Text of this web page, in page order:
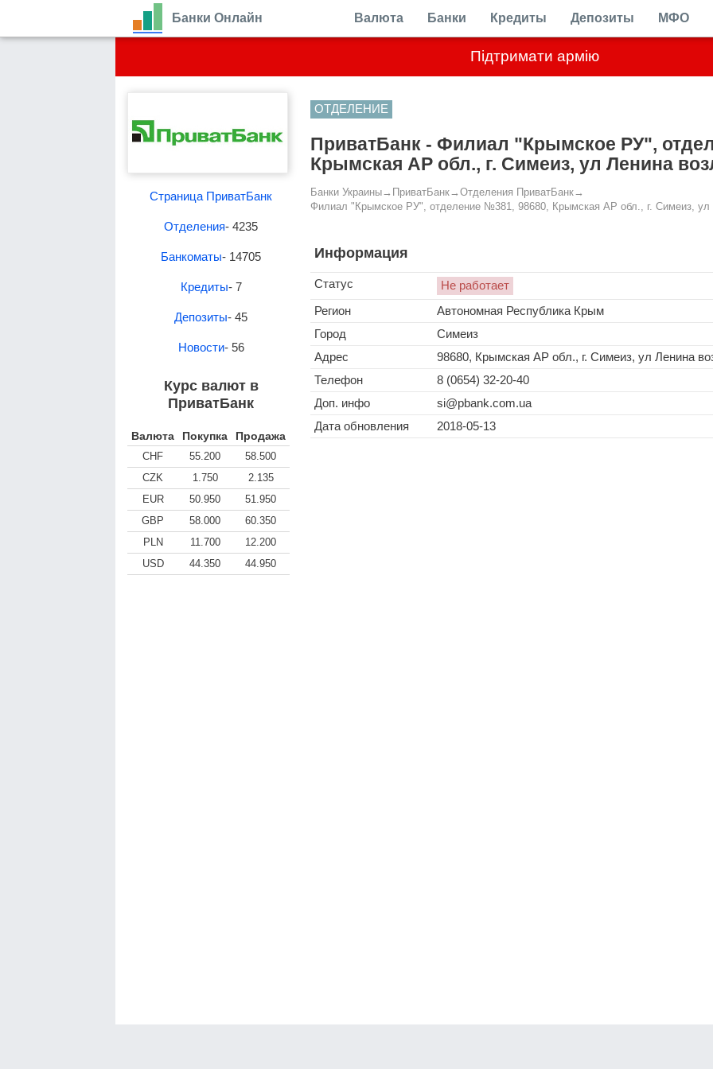
Підтримати армію
Банки Онлайн Валюта Банки Кредиты Депозиты МФО
Страница ПриватБанк
Отделения- 4235
Банкоматы- 14705
Кредиты- 7
Депозиты- 45
Новости- 56
Курс валют в
ПриватБанк
Валюта Покупка Продажа
CHF 55.200
58.500
CZK
1.750
2.135
EUR
50.950
51.950
GBP
58.000
60.350
PLN
11.700
12.200
USD
44.350 44.950
ОТДЕЛЕНИЕ
ПриватБанк - Филиал "Крымское РУ",
Крымская АР обл., г. Симеиз, ул Ленина
Банки Украины→ ПриватБанк→ Отделения ПриватБанк→
Филиал "Крымское РУ", отделение №381, 98680, Крымская АР обл., г. Симеиз, ул
Информация
Статус
Не работает
Регион
Автономная Республика Крым
Город
Симеиз
Адрес
98680, Крымская АР обл., г. Симеиз, ул Ленина
Телефон
8 (0654) 32-20-40
Доп. инфо
si@pbank.com.ua
Дата обновления
2018-05-13